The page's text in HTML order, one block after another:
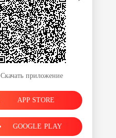
Скачать приложение
APP STORE
GOOGLE PLAY